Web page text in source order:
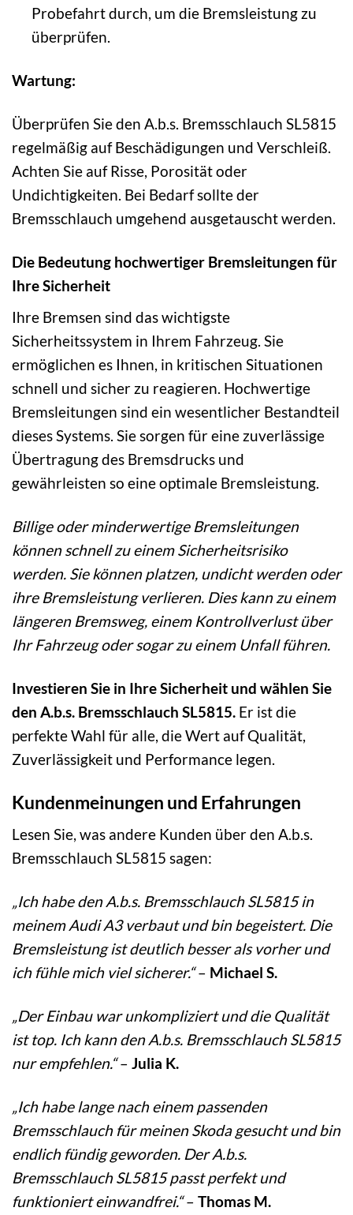
Probefahrt durch, um die Bremsleistung zu
überprüfen.
Wartung:
Überprüfen Sie den A.b.s. Bremsschlauch SL5815
regelmäßig auf Beschädigungen und Verschleiß.
Achten Sie auf Risse, Porosität oder
Undichtigkeiten. Bei Bedarf sollte der
Bremsschlauch umgehend ausgetauscht werden.
Die Bedeutung hochwertiger Bremsleitungen für
Ihre Sicherheit
Ihre Bremsen sind das wichtigste
Sicherheitssystem in Ihrem Fahrzeug. Sie
ermöglichen es Ihnen, in kritischen Situationen
schnell und sicher zu reagieren. Hochwertige
Bremsleitungen sind ein wesentlicher Bestandteil
dieses Systems. Sie sorgen für eine zuverlässige
Übertragung des Bremsdrucks und
gewährleisten so eine optimale Bremsleistung.
Billige oder minderwertige Bremsleitungen
können schnell zu einem Sicherheitsrisiko
werden. Sie können platzen, undicht werden oder
ihre Bremsleistung verlieren. Dies kann zu einem
längeren Bremsweg, einem Kontrollverlust über
Ihr Fahrzeug oder sogar zu einem Unfall führen.
Investieren Sie in Ihre Sicherheit und wählen Sie
den A.b.s. Bremsschlauch SL5815. Er ist die
perfekte Wahl für alle, die Wert auf Qualität,
Zuverlässigkeit und Performance legen.
Kundenmeinungen und Erfahrungen
Lesen Sie, was andere Kunden über den A.b.s.
Bremsschlauch SL5815 sagen:
„Ich habe den A.b.s. Bremsschlauch SL5815 in
meinem Audi A3 verbaut und bin begeistert. Die
Bremsleistung ist deutlich besser als vorher und
ich fühle mich viel sicherer.“– Michael S.
„Der Einbau war unkompliziert und die Qualität
ist top. Ich kann den A.b.s. Bremsschlauch SL5815
nur empfehlen.“– Julia K.
„Ich habe lange nach einem passenden
Bremsschlauch für meinen Skoda gesucht und bin
endlich fündig geworden. Der A.b.s.
Bremsschlauch SL5815 passt perfekt und
funktioniert einwandfrei.“– Thomas M.